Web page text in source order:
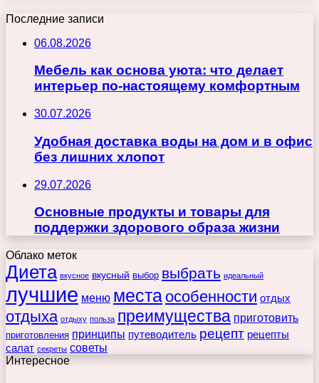
Последние записи
06.08.2026
Мебель как основа уюта: что делает
интерьер по-настоящему комфортным
30.07.2026
Удобная доставка воды на дом и в офис
без лишних хлопот
29.07.2026
Основные продукты и товары для
поддержки здорового образа жизни
Облако меток
Диета вкусное вкусный выбор выбрать идеальный
лучшие меню места особенности отдых
отдыха отдыху польза преимущества приготовить
приготовления принципы путеводитель рецепт рецепты
салат секреты советы
Интересное